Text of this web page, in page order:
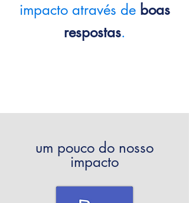
impacto através de boas
respostas.
um pouco do nosso
impacto